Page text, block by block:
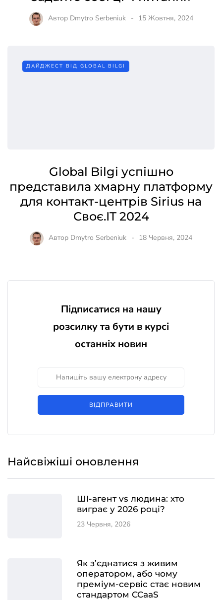
Автор Dmytro Serbeniuk 15 Жовтня, 2024
ДАЙДЖЕСТ ВІД GLOBAL BILGI
Global Bilgi успішно
представила хмарну платформу
для контакт-центрів Sirius на
Своє.IT 2024
Автор Dmytro Serbeniuk 18 Червня, 2024
Підписатися на нашу
розсилку та бути в курсі
останніх новин
ВІДПРАВИТИ
Найсвіжіші оновлення
ШІ-агент vs людина: хто
виграє у 2026 році?
23 Червня, 2026
Як з’єднатися з живим
оператором, або чому
преміум-сервіс стає новим
стандартом CCaaS